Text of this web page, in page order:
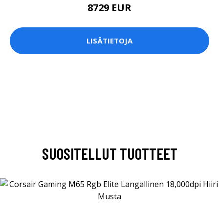
8729 EUR
LISÄTIETOJA
SUOSITELLUT TUOTTEET